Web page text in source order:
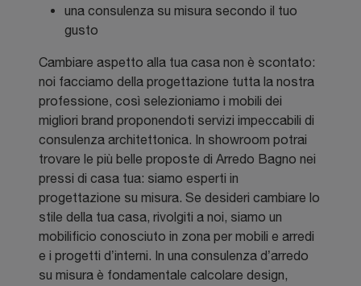
una consulenza su misura secondo il tuo
gusto
Cambiare aspetto alla tua casa non è scontato:
noi facciamo della progettazione tutta la nostra
professione, così selezioniamo i mobili dei
migliori brand proponendoti servizi impeccabili di
consulenza architettonica. In showroom potrai
trovare le più belle proposte di Arredo Bagno nei
pressi di casa tua: siamo esperti in
progettazione su misura. Se desideri cambiare lo
stile della tua casa, rivolgiti a noi, siamo un
mobilificio conosciuto in zona per mobili e arredi
e i progetti d’interni. In una consulenza d’arredo
su misura è fondamentale calcolare design,